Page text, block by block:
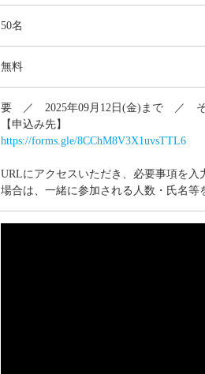
50名
無料
要 ／ 2025年09月12日(金)まで ／ そ
【申込み先】
https://forms.gle/8CChM8V3X1uvsTTL6
URLにアクセスいただき、必要事項を
場合は、一緒に参加される人数・氏名等